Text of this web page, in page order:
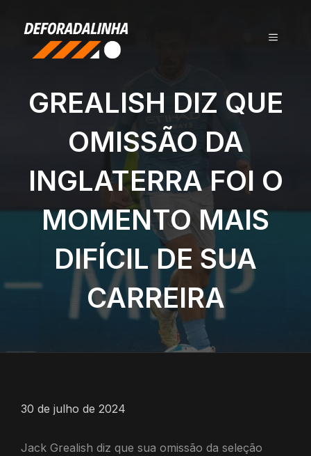
conteúdo
MENU
GREALISH DIZ QUE
OMISSÃO DA
INGLATERRA FOI O
MOMENTO MAIS
DIFÍCIL DE SUA
CARREIRA
30 de julho de 2024
Jack Grealish diz que sua omissão da seleção